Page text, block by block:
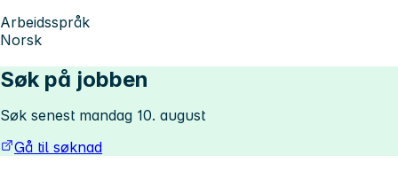
Arbeidsspråk
Norsk
Søk på jobben
Søk senest mandag 10. august
Gå til søknad